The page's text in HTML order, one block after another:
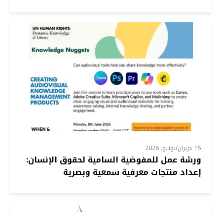
15 حزيران/يونيو, 2026
ورشة عمل للمفوضية السامية لحقوق الإنسان:
إعداد منتجات معرفية سمعية وبصرية